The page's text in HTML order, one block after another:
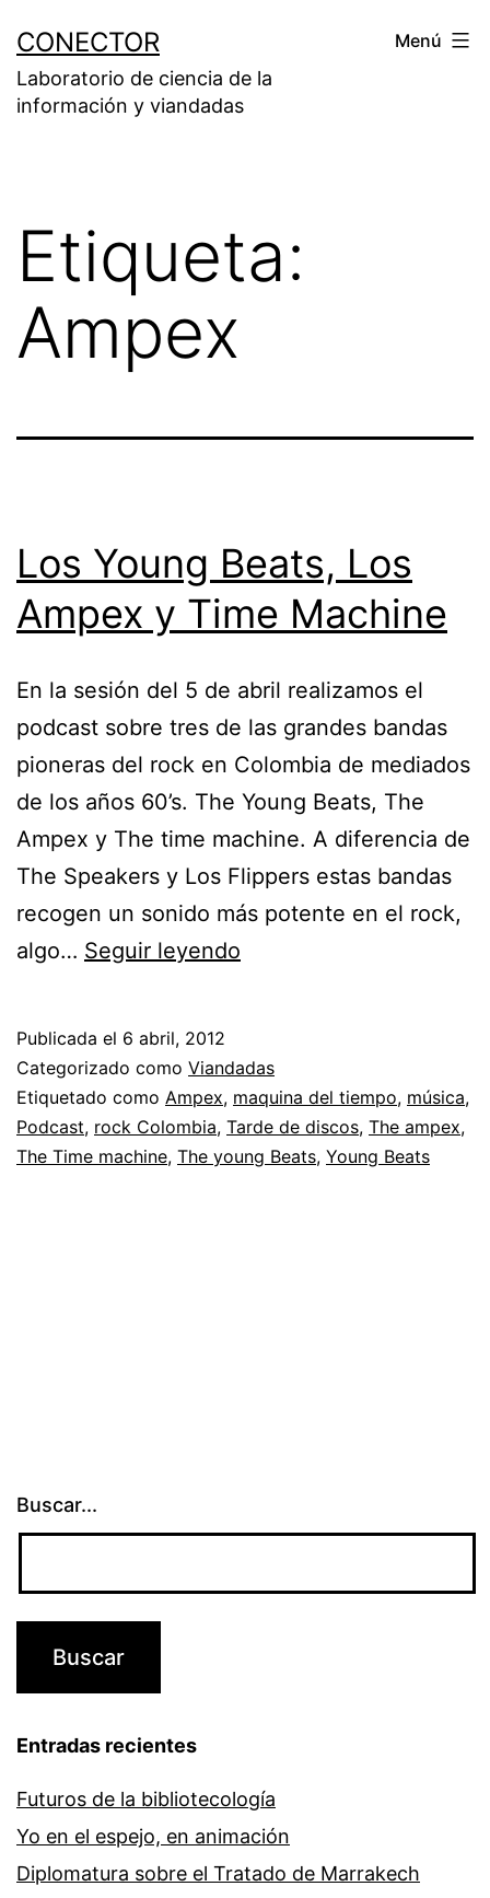
contenido
CONECTOR
Laboratorio de ciencia de la
información y viandadas
Menú
Etiqueta:
Ampex
Los Young Beats, Los
Ampex y Time Machine
En la sesión del 5 de abril realizamos el
podcast sobre tres de las grandes bandas
pioneras del rock en Colombia de mediados
de los años 60’s. The Young Beats, The
Ampex y The time machine. A diferencia de
The Speakers y Los Flippers estas bandas
recogen un sonido más potente en el rock,
algo… Seguir leyendo
Los
Ampex
y
Time
Publicada el 6 abril, 2012
Categorizado como Viandadas
Etiquetado como Ampex, maquina del tiempo, música,
Podcast, rock Colombia, Tarde de discos, The ampex,
The Time machine, The young Beats, Young Beats
Buscar...
Entradas recientes
Futuros de la bibliotecología
Yo en el espejo, en animación
Diplomatura sobre el Tratado de Marrakech